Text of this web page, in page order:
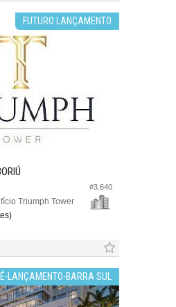
FUTURO LANÇAMENTO
#3.640
Triumph Tower
LANÇAMENTO-BARRA SUL